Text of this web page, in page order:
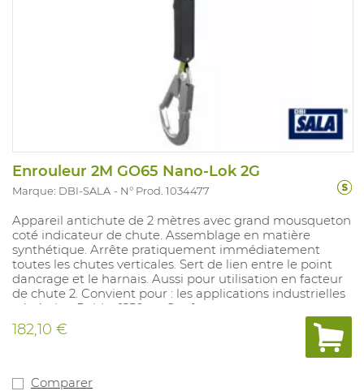
Enrouleur 2M GO65 Nano-Lok 2G
Marque: DBI-SALA N° Prod. 1034477
Appareil antichute de 2 mètres avec grand mousqueton
coté indicateur de chute. Assemblage en matière
synthétique. Arrête pratiquement immédiatement
toutes les chutes verticales. Sert de lien entre le point
dancrage et le harnais. Aussi pour utilisation en facteur
de chute 2. Convient pour : les applications industrielles
générales. Poids : 1250 gr. Conforme aux normes :
EN360.
182,10 €
Comparer